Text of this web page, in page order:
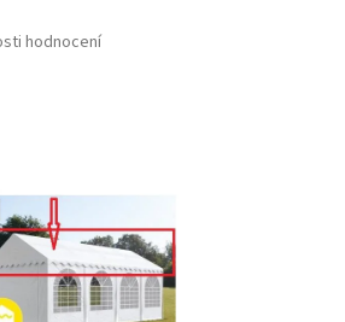
je 0,0 z 5 hvězdiček.
hodnocení